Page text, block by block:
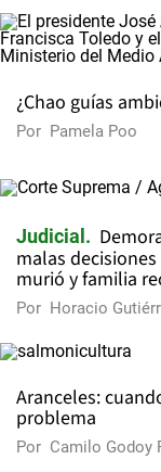
¿Chao guías
Por Pamela Poo
Judicial
malas
murió y familia
Por Horacio
Aranceles:
problema
Por Camilo Godoy